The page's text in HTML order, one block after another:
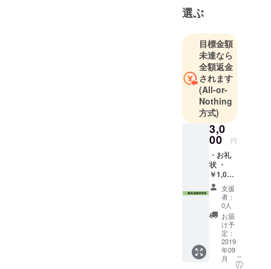
選ぶ
目標金額
未達なら
全額返金
されます
(All-or-
Nothing
方式)
3,0
00 円
・お礼
状 ・
￥1,000
割引券
以上2点
支援
者：
0人
お届
け予
定：
2019
年09
月
こ
の